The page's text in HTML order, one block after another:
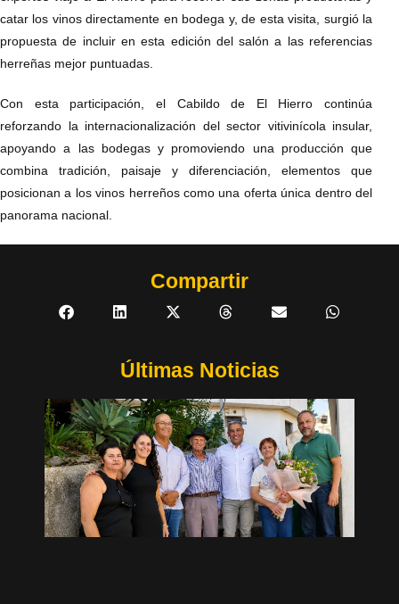
catar los vinos directamente en bodega y, de esta visita, surgió la
propuesta de incluir en esta edición del salón a las referencias
herreñas mejor puntuadas.
Con esta participación, el Cabildo de El Hierro continúa
reforzando la internacionalización del sector vitivinícola insular,
apoyando a las bodegas y promoviendo una producción que
combina tradición, paisaje y diferenciación, elementos que
posicionan a los vinos herreños como una oferta única dentro del
panorama nacional.
Compartir
Últimas Noticias